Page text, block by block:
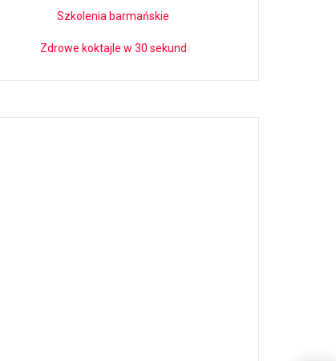
Szkolenia barmańskie
Zdrowe koktajle w 30 sekund